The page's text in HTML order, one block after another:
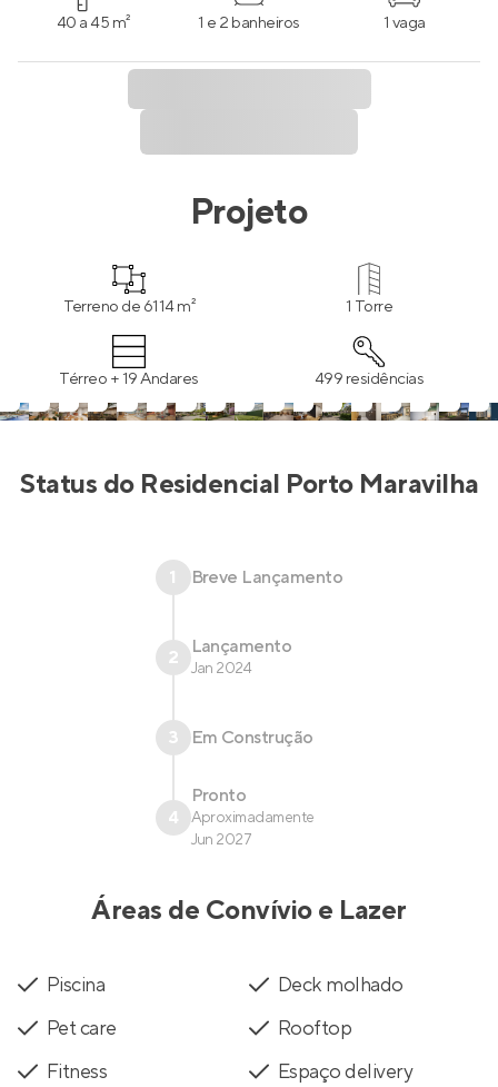
40 a 45 m² 1 e 2 banheiros 1 vaga
Projeto
Terreno de 6114 m² 1 Torre
Térreo + 19 Andares 499 residências
Status do Residencial Porto Maravilha
1 Breve Lançamento
2 Lançamento
Jan 2024
3 Em Construção
4
Pronto
Aproximadamente
Jun 2027
Áreas de Convívio e Lazer
Piscina
Deck molhado
Pet care
Rooftop
Fitness
Espaço delivery